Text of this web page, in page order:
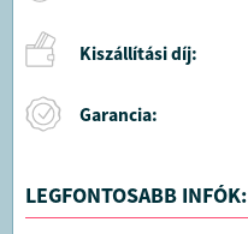
Kiszállítási díj:
Garancia:
LEGFONTOSABB INFÓK: